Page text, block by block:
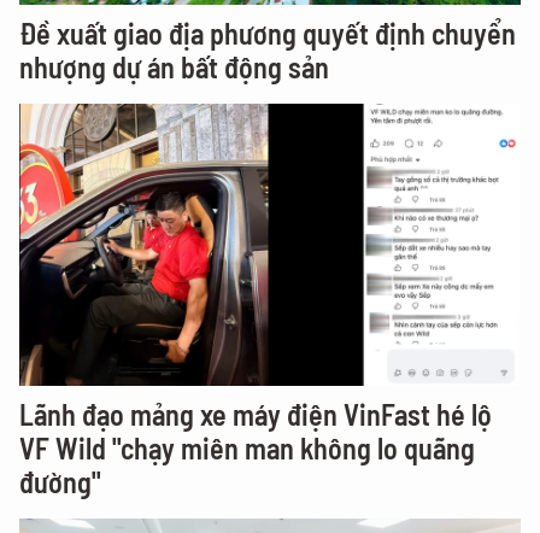
Đề xuất giao địa phương quyết định chuyển
nhượng dự án bất động sản
Lãnh đạo mảng xe máy điện VinFast hé lộ
VF Wild "chạy miên man không lo quãng
đường"